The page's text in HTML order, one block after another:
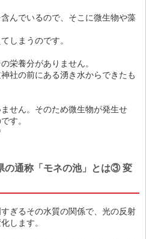
んでいるので、そこに微生物や藻
しまうのです。
栄養分がありません。
社の前にある湧き水からできたも
せん。そのため微生物が発生せ
す。
の通称「モネの池」とは③ 変
ぎるその水質の関係で、光の反射
します。